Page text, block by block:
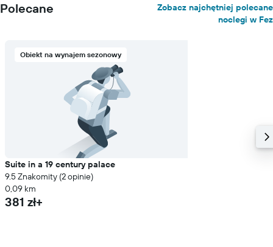
Polecane
Zobacz najchętniej polecane
noclegi w Fez
Obiekt na wynajem sezonowy
Suite in a 19 century palace
9.5 Znakomity (2 opinie)
0,09 km
381 zł+